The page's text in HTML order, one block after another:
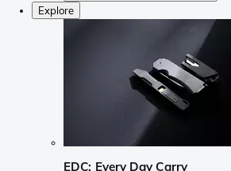
Explore
EDC: Every Day Carry